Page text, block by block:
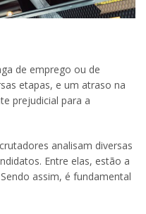
de emprego ou de
etapas, e um atraso na
prejudicial para a
analisam diversas
Entre elas, estão a
assim, é fundamental